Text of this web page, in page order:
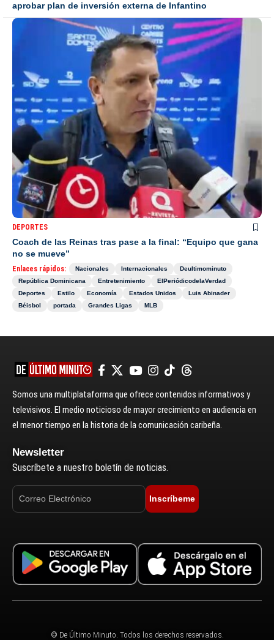
aprobar plan de inversión externa de Infantino
DEPORTES
Coach de las Reinas tras pase a la final: “Equipo que gana
no se mueve”
Enlaces rápidos: Nacionales Internacionales
Deultimominuto
República Dominicana
Entretenimiento
ElPeriódicodelaVerdad
Deportes
Estilo Economía Estados Unidos
Luis Abinader
Béisbol
portada Grandes Ligas MLB
Somos una multiplataforma que ofrece contenidos informativos y
televisivos. El medio noticioso de mayor crecimiento en audiencia en
el menor tiempo en la historia de la comunicación caribeña.
Newsletter
Suscríbete a nuestro boletín de noticias.
Inscríbeme
© De Último Minuto. Todos los derechos reservados.